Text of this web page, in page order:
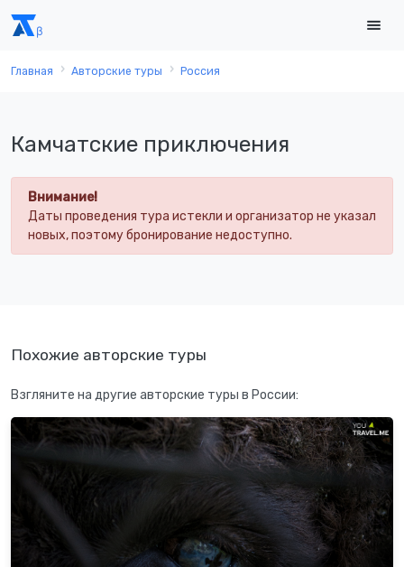
Главная Авторские туры Россия
Камчатские приключения
Внимание!
Даты проведения тура истекли и организатор не указал
новых, поэтому бронирование недоступно.
Похожие авторские туры
Взгляните на другие авторские туры в России: